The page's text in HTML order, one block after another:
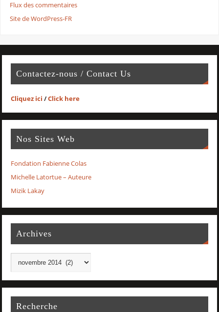
Flux des commentaires
Site de WordPress-FR
Contactez-nous / Contact Us
Cliquez ici /Click here
Nos Sites Web
Fondation Fabienne Colas
Michelle Latortue – Auteure
Mizik Lakay
Archives
Recherche